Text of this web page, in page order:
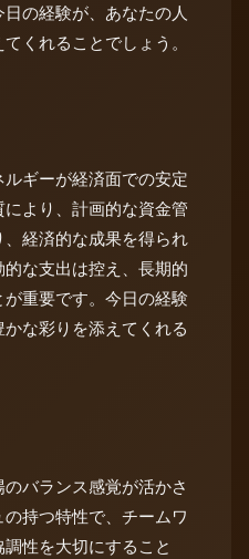
の経験が、あなたの人
くれることでしょう。
ギーが経済面での安定
より、計画的な資金管
経済的な成果を得られ
な支出は控え、長期的
重要です。今日の経験
な彩りを添えてくれる
バランス感覚が活かさ
持つ特性で、チームワ
性を大切にすること